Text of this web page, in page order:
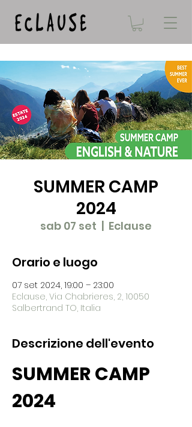
SUMMER CAMP
2024
sab 07 set
  |
Eclause
Orario e luogo
07 set 2024, 19:00 – 23:00
Eclause, Via Chabrieres, 2, 10050
Salbertrand TO, Italia
Descrizione dell'evento
SUMMER CAMP
2024